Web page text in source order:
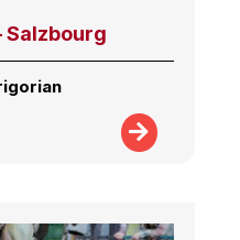
Salzbourg